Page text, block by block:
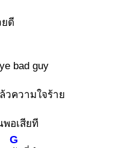
ยดี
bad guy
วความใจร้าย
พอเสียที
G